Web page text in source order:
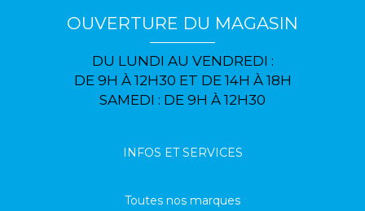
OUVERTURE DU MAGASIN
DU LUNDI AU VENDREDI :
DE 9H À 12H30 ET DE 14H À 18H
SAMEDI : DE 9H À 12H30
INFOS ET SERVICES
Toutes nos marques